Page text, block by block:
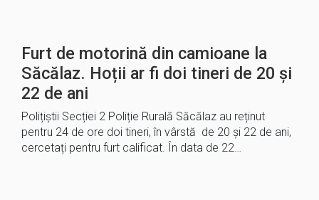
Furt de motorină din camioane la
Săcălaz. Hoții ar fi doi tineri de 20 și
22 de ani
Polițiștii Secției 2 Poliție Rurală Săcălaz au reținut
pentru 24 de ore doi tineri, în vârstă de 20 și 22 de ani,
cercetați pentru furt calificat. În data de 22…